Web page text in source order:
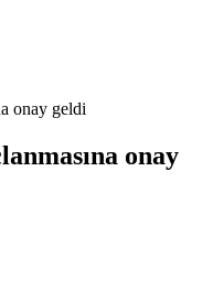
onay geldi
onay